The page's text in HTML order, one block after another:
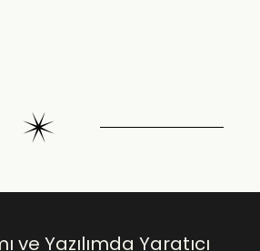
ve Yazılımda Yaratıcı